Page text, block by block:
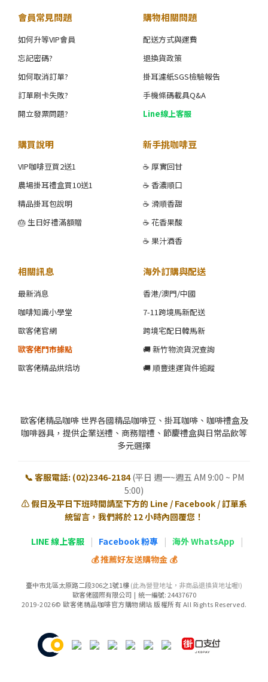
會員常見問題
如何升等VIP會員
忘記密碼?
如何取消訂單?
訂單刷卡失敗?
開立發票問題?
購物相關問題
配送方式與運費
退換貨政策
掛耳濾紙SGS檢驗報告
手機條碼載具Q&A
Line線上客服
購買說明
VIP咖啡豆買2送1
農場掛耳禮盒買10送1
精品掛耳包說明
🎂 生日好禮滿額贈
新手挑咖啡豆
☕ 厚實回甘
☕ 香濃順口
☕ 滑順香甜
☕ 花香果酸
☕ 果汁酒香
相關訊息
最新消息
咖啡知識小學堂
歐客佬官網
歐客佬門市據點
歐客佬精品烘焙坊
海外訂購與配送
香港/澳門/中國
7-11跨境馬新配送
跨境宅配日韓馬新
🚚 新竹物流貨況查詢
🚚 順豐速運貨件追蹤
歐客佬精品咖啡 世界各國精品咖啡豆、掛耳咖啡、咖啡禮盒及
咖啡器具，提供企業送禮、商務贈禮、節慶禮盒與日常品飲等
多元選擇
📞 客服電話: (02)2346-2184 (平日 週一~週五 AM 9:00 ~ PM
5:00)
⚠️ 假日及平日下班時間請至下方的 Line / Facebook / 訂單系
統留言，我們將於 12 小時內回覆您！
LINE 線上客服 | Facebook 粉專 | 海外 WhatsApp
|
💰 推薦好友送購物金 💰
臺中市北區太原路二段306之1號1樓(此為營登地址，非商品退換貨地址喔!)
歐客佬國際有限公司 | 統一編號: 24437670
2019-2026© 歐客佬精品咖啡官方購物網站 版權所有 All Rights Reserved.